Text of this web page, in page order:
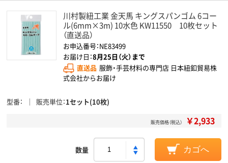
川村製紐工業 金天馬 キングスパンゴム 6コー
ル(6mm×3m) 10水色 KW11550 10枚セット
（直送品）
お申込番号：NE83499
お届け日：8月25日（火）まで
直送品 服飾・手芸材料の専門店 日本紐釦貿易株
式会社からお届け
型番 販売単位 1セット(10枚)
販売価格（税込） ￥2,933
数量 カゴへ